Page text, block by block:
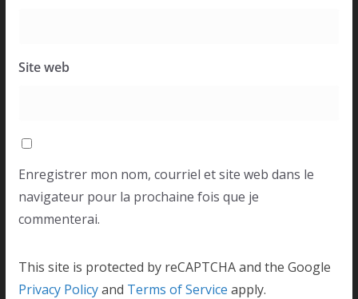
Site web
Enregistrer mon nom, courriel et site web dans le
navigateur pour la prochaine fois que je
commenterai.
This site is protected by reCAPTCHA and the Google
Privacy Policyand Terms of Service apply.